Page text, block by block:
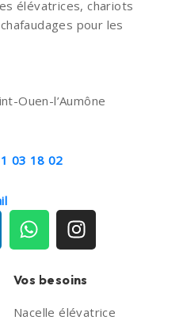
élévatrices, chariots
pour les
Ouen-l’Aumône
03 18 02
Vos besoins
Nacelle élévatrice